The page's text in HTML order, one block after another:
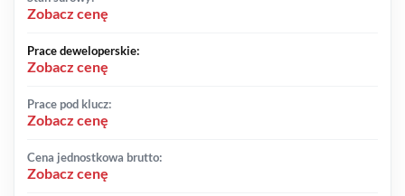
Zobacz cenę
Prace deweloperskie:
Zobacz cenę
Prace pod klucz:
Zobacz cenę
Cena jednostkowa brutto:
Zobacz cenę